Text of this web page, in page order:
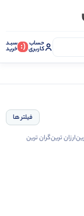
حساب
کاربری (: سبـد
خرید
فیلتر ها
ارزان ترینگران ترین